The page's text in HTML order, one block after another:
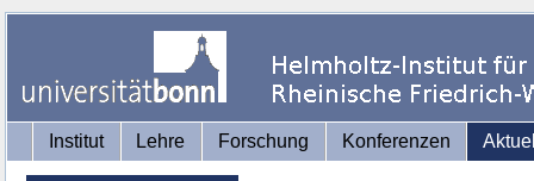
Institut Lehre Forschung Konferenzen